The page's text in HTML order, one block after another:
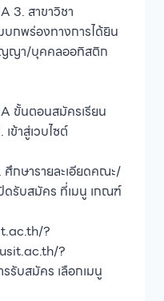
3. สาขาวิชา
กพร่องทางการได้ยิน
ญา/บุคคลออทิสติก
ขั้นตอนสมัครเรียน
ข้าสู่เวบไซต์
กษารายละเอียดคณะ/
ดรับสมัคร ที่เมนู เกณฑ์
?
?
รับสมัคร เลือกเมนู